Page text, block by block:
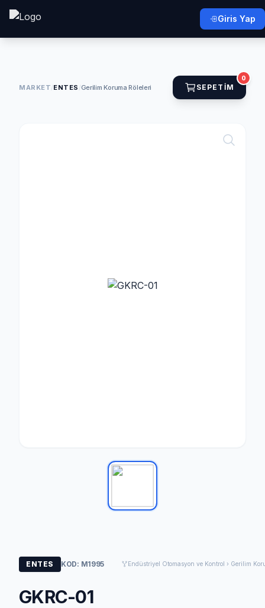
Giris Yap
MARKET/ENTES /Gerilim Koruma Röleleri SEPETIM
0
ENTES KOD: M1995 Endüstriyel Otomasyon ve Kontrol › Gerilim
GKRC-01